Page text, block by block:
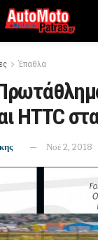
Έπαθλα
HTTC
Νοέ 2, 2018